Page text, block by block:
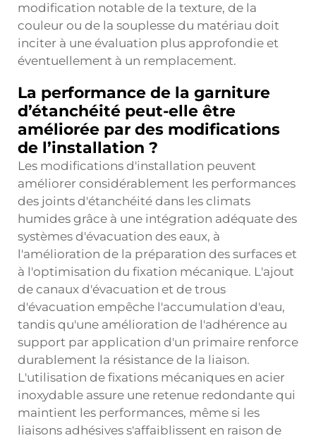
modification notable de la texture, de la
couleur ou de la souplesse du matériau doit
inciter à une évaluation plus approfondie et
éventuellement à un remplacement.
La performance de la garniture
d’étanchéité peut-elle être
améliorée par des modifications
de l’installation ?
Les modifications d'installation peuvent
améliorer considérablement les performances
des joints d'étanchéité dans les climats
humides grâce à une intégration adéquate des
systèmes d'évacuation des eaux, à
l'amélioration de la préparation des surfaces et
à l'optimisation du fixation mécanique. L'ajout
de canaux d'évacuation et de trous
d'évacuation empêche l'accumulation d'eau,
tandis qu'une amélioration de l'adhérence au
support par application d'un primaire renforce
durablement la résistance de la liaison.
L'utilisation de fixations mécaniques en acier
inoxydable assure une retenue redondante qui
maintient les performances, même si les
liaisons adhésives s'affaiblissent en raison de